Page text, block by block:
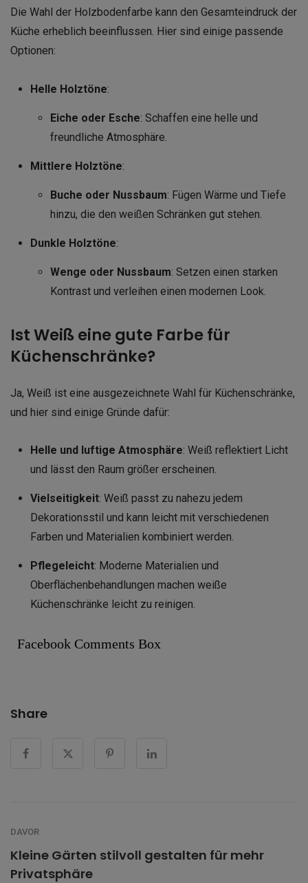
Die Wahl der Holzbodenfarbe kann den Gesamteindruck der
Küche erheblich beeinflussen. Hier sind einige passende
Optionen:
Helle Holztöne:
Eiche oder Esche: Schaffen eine helle und
freundliche Atmosphäre.
Mittlere Holztöne:
Buche oder Nussbaum: Fügen Wärme und Tiefe
hinzu, die den weißen Schränken gut stehen.
Dunkle Holztöne:
Wenge oder Nussbaum: Setzen einen starken
Kontrast und verleihen einen modernen Look.
Ist Weiß eine gute Farbe für
Küchenschränke?
Ja, Weiß ist eine ausgezeichnete Wahl für Küchenschränke,
und hier sind einige Gründe dafür:
Helle und luftige Atmosphäre: Weiß reflektiert Licht
und lässt den Raum größer erscheinen.
Vielseitigkeit: Weiß passt zu nahezu jedem
Dekorationsstil und kann leicht mit verschiedenen
Farben und Materialien kombiniert werden.
Pflegeleicht: Moderne Materialien und
Oberflächenbehandlungen machen weiße
Küchenschränke leicht zu reinigen.
Facebook Comments Box
Share
DAVOR
Kleine Gärten stilvoll gestalten für mehr
Privatsphäre